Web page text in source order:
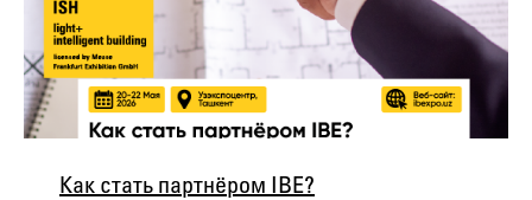
Как стать партнёром IBE?